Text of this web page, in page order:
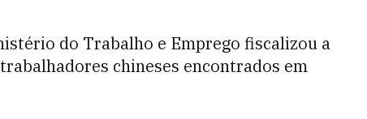
do Trabalho e Emprego fiscalizou a
chineses encontrados em